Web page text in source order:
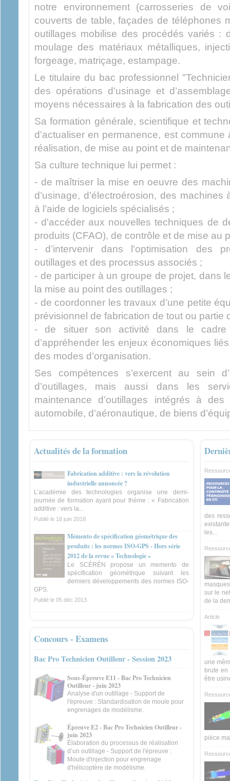
notre environnement (carrosseries de
couverts de table, façades de téléphones
outillages mobilise des procédés variés :
moulage des matériaux métalliques,
forgeage, matriçage, estampage.
Le titulaire du bac professionnel
des opérations d’usinage et
moyens nécessaires à la fabrication des
Sa formation générale, scientifique et
d'actualiser en permanence, est
réalisation, de mise au point et de
Sa culture technique lui permet :
- de maîtriser la mise en oeuvre des
d’usinage, d’électroérosion, des
à l’aide de logiciels spécialisés ;
- d'accéder aux nouvelles techniques de
produits (CFAO), de contrôle et de mise au
- d’intervenir dans l'optimisation des
outillages et des processus associés ;
- de participer à un groupe de projet, dans
la mise au point des outillages ;
- de coordonner les travaux d’une petite
prévisionnel de fabrication de tout ou partie
- de situer son activité dans le cadre
d’appréhender les enjeux économiques
des modes d’organisation.
Ses compétences s’exercent au sein
d’outillages, mais aussi dans les
maintenance d’outillages intégrés à
automobile, d’aéronautique, de biens
Actualités de la formation
Fabrication additive : vers la révolution
industrielle annoncée ?
L’académie des technologies organise une demi-
journée de formation ayant pour thème : « Fabrication
additive : vers la...
Publié le 18 juin 2018
Mémento de spécification géométrique des
produits : les normes ISO-GPS - Hors série
2012 de la revue « Technologie »
Le SCÉRÉN propose un memento de
spécification géométrique suivant les
derniers développements des normes ISO-
GPS.
Publié le 05 déc 2013
Concours - Examens
Bac Pro Technicien Outilleur - Session 2023
Sous-Épreuve E11 - Bac Pro Technicien
Outilleur - juin 2023
Analyse d'un outillage - Support de
l'épreuve : Standardisation de moule pour
engrenages de modélisme.
Épreuve E2 - Bac Pro Technicien Outilleur -
juin 2023
Élaboration du processus de réalisation
d’un outillage - Support de l'épreuve :
Moule d'injection pour engrenage
d'hélicoptère de modélisme.
des
les...
sur le
de la
Article
une
brute
être
pièce